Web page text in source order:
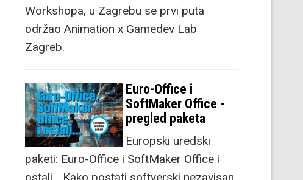
Workshopa, u Zagrebu se prvi puta
održao Animation x Gamedev Lab
Zagreb.
Euro-Office i
SoftMaker Office -
pregled paketa
Europski uredski
paketi: Euro-Office i SoftMaker Office i
ostali... Kako postati softverski nezavisan